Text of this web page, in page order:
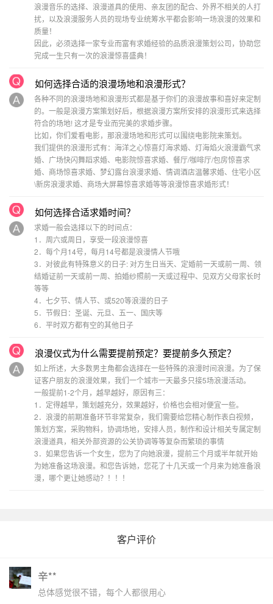
浪漫音乐的选择、浪漫道具的使用、亲友团的配合、外界不相关的人打
扰，以及浪漫服务人员的现场专业统筹水平都会影响一场浪漫的效果和
质量！
因此，必须选择一家专业而富有求婚经验的品质浪漫策划公司，协助您
完成一生只有一次的浪漫惊喜盛典！
如何选择合适的浪漫场地和浪漫形式？
各种不同的浪漫场地和浪漫形式都是基于你们的浪漫故事和喜好来定制
的。一般是浪漫方案策划好后，根据浪漫方案所安排的浪漫形式来选择
符合的场地! 这才是专业而完美的求婚步骤。
比如，你们爱看电影，那浪漫场地和形式可以围绕电影院来策划。
我们提供的浪漫形式有：海洋之心惊喜灯海求婚、灯海焰火浪漫霸气求
婚、广场快闪舞蹈求婚、电影院惊喜求婚、餐厅/咖啡厅/包房惊喜求
婚、商场惊喜求婚、梦幻露台浪漫求婚、情调酒店温馨求婚、住宅小区
\新房浪漫求婚、商场大屏幕惊喜求婚等等浪漫惊喜求婚形式！
如何选择合适求婚时间？
求婚一般会选择以下的时间点：
1．周六或周日，享受一段浪漫惊喜
2．每个月14号，每月14号都是浪漫情人节哦
3．对彼此有特殊意义的日子: 对方生日当天、定婚前一天或前一周、领
结婚证前一天或前一周、拍婚纱照前一天或过程中、见双方父母家长时
等等
4．七夕节、情人节、或520等浪漫的日子
5．节假日：圣诞、元旦、五一、国庆等
6．平时双方都有空的其他日子
浪漫仪式为什么需要提前预定？要提前多久预定？
如上所述，大多数男主角都会选择在一些特殊的浪漫时间浪漫。为了保
证客户朋友的浪漫效果，我们一个城市一天最多只接5场浪漫活动。
一般提前1-2个月，越早越好，原因有三：
1．定得越早，策划越充分，效果越好，价格也会相对便宜一些。
2．浪漫的前期准备环节非常复杂，我们需要给您精心制作表白视频，
策划方案，采购物料，协调场地，安排人员，制作和设计相关专属定制
浪漫道具，相关外部资源的公关协调等等复杂而繁琐的事情
3．如果您告诉一个女生，您为了向她浪漫，提前三个月或半年就开始
为她准备这场浪漫。和您告诉她，您花了十几天或一个月来为她准备浪
漫，哪个更让她感动？！！！
客户评价
辛**
总体感觉很不错，每个人都很用心